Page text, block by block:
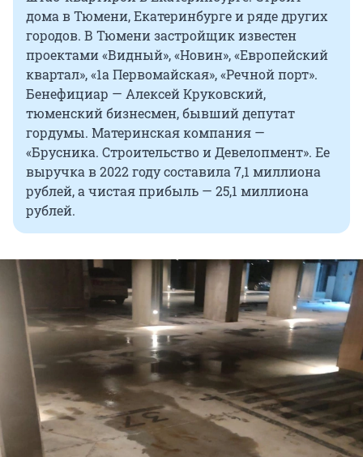
дома в Тюмени, Екатеринбурге и ряде других
городов. В Тюмени застройщик известен
проектами «Видный», «Новин», «Европейский
квартал», «1а Первомайская», «Речной порт».
Бенефициар — Алексей Круковский,
тюменский бизнесмен, бывший депутат
гордумы. Материнская компания —
«Брусника. Строительство и Девелопмент». Ее
выручка в 2022 году составила 7,1 миллиона
рублей, а чистая прибыль — 25,1 миллиона
рублей.